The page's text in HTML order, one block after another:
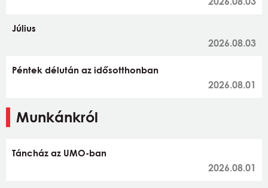
Július
2026.08.03
Péntek délután az idősotthonban
2026.08.01
Munkánkról
Táncház az UMO-ban
2026.08.01